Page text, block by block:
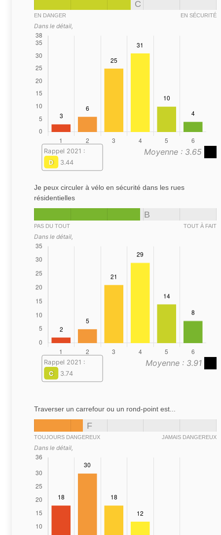
C
EN DANGER EN SÉCURITÉ
Dans le détail,
Moyenne : 3.65
Rappel 2021 :
D
3.44
Je peux circuler à vélo en sécurité dans les rues
résidentielles
B
PAS DU TOUT TOUT À FAIT
Dans le détail,
Moyenne : 3.91
Rappel 2021 :
C
3.74
Traverser un carrefour ou un rond-point est...
F
TOUJOURS DANGEREUX JAMAIS DANGEREUX
Dans le détail,